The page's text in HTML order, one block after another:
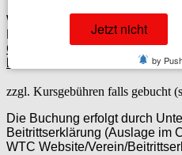
WTC Vital-Center Abo
Gesamtkosten 60,00
Monat
zzgl. Kursgebühren falls gebucht
Die Buchung erfolgt durch
Beitrittserklärung (Auslage im
WTC Website/Verein/
Jetzt nicht
by